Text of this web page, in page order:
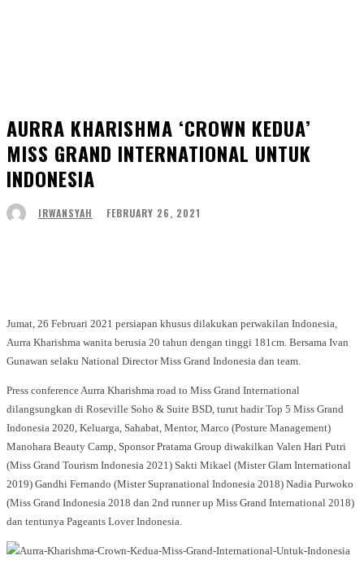
AURRA KHARISHMA ‘CROWN KEDUA’
MISS GRAND INTERNATIONAL UNTUK
INDONESIA
IRWANSYAH FEBRUARY 26, 2021
Jumat, 26 Februari 2021 persiapan khusus dilakukan perwakilan Indonesia,
Aurra Kharishma wanita berusia 20 tahun dengan tinggi 181cm. Bersama Ivan
Gunawan selaku National Director Miss Grand Indonesia dan team.
Press conference Aurra Kharishma road to Miss Grand International
dilangsungkan di Roseville Soho & Suite BSD, turut hadir Top 5 Miss Grand
Indonesia 2020, Keluarga, Sahabat, Mentor, Marco (Posture Management)
Manohara Beauty Camp, Sponsor Pratama Group diwakilkan Valen Hari Putri
(Miss Grand Tourism Indonesia 2021) Sakti Mikael (Mister Glam International
2019) Gandhi Fernando (Mister Supranational Indonesia 2018) Nadia Purwoko
(Miss Grand Indonesia 2018 dan 2nd runner up Miss Grand International 2018)
dan tentunya Pageants Lover Indonesia.